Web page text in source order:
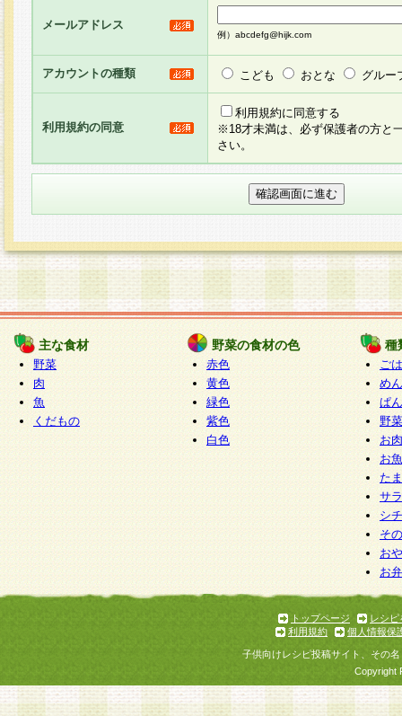
し、その結果を当社が集計・分析その他の利用を
るものです。なお、本サービスは、それぞれの目
員に対して本サービスの依頼を行うこともあり、
た全ての会員に対して本サービスの依頼をすると
りま す。
3.当社は、会員の事前の承諾を得ることなく、当
方 法・手段にて、本規約を任意に制定、変更ま
きるものとします。改定後の本規約等は、本規約
に掲示したときに、その 他の諸規定については
てその効力を生じるものとします。
4.本規約は、会員登録希望者による会員登録手続
の当社による会員登録の承認が完了した時点で会
たものとみなされ、会員に対して適用されるもの
5.当社がお聞きする個人情報は、すべて会員登録
で提 供いただいたものと考えております。従っ
自らの個人情報の提供を希望されない場合には、
をお預かりいたしません が、提供されないこと
商品やサービス等をご利用いただけない場合があ
了承ください。
6.当社は、お客様から当社が保有している個人情
加・ 利用停止等を求められた場合には、ご本人
て確認できた場合に限り、法令に準拠して合理的
いただきます。なお、開示 請求等の請求先は個
ります。
1.会員とは、本規約等を承諾のうえ、当社所定の
了し、当社が承認した者、グループとします。な
が以下に該当する場合は会員登録をすることがで
メールアドレス
例）abcdefg@hijk.com
アカウントの種類 こども おとな グルー
利用規約の同意
利用規約に同意する
※18才未満は、必ず保護者の方と
さい。
主な食材
野菜
肉
魚
くだもの
野菜の食材の色
赤色
黄色
緑色
紫色
白色
種
ご
めん
ぱん
野
お
お
た
サ
シ
そ
お
お
トップページ
レシピ
利用規約
個人情報保
子供向けレシピ投稿サイト、その
Copyright